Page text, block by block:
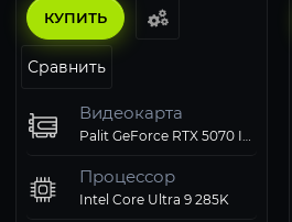
КУПИТЬ
Сравнить
Видеокарта
Процессор
Intel Core Ultra 9 285K